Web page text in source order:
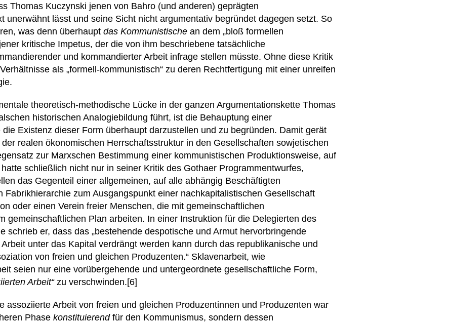
Thomas Kuczynski jenen von Bahro (und anderen) geprägten
unerwähnt lässt und seine Sicht nicht argumentativ begründet dagegen setzt. So
was denn überhaupt das Kommunistische an dem „bloß formellen
kritische Impetus, der die von ihm beschriebene tatsächliche
und kommandierter Arbeit infrage stellen müsste. Ohne diese Kritik
als „formell-kommunistisch“ zu deren Rechtfertigung mit einer unreifen
theoretisch-methodische Lücke in der ganzen Argumentationskette Thomas
historischen Analogiebildung führt, ist die Behauptung einer
Existenz dieser Form überhaupt darzustellen und zu begründen. Damit gerät
realen ökonomischen Herrschaftsstruktur in den Gesellschaften sowjetischen
zur Marxschen Bestimmung einer kommunistischen Produktionsweise, auf
schließlich nicht nur in seiner Kritik des Gothaer Programmentwurfes,
das Gegenteil einer allgemeinen, auf alle abhängig Beschäftigten
Fabrikhierarchie zum Ausgangspunkt einer nachkapitalistischen Gesellschaft
oder einen Verein freier Menschen, die mit gemeinschaftlichen
gemeinschaftlichen Plan arbeiten. In einer Instruktion für die Delegierten des
schrieb er, dass das „bestehende despotische und Armut hervorbringende
unter das Kapital verdrängt werden kann durch das republikanische und
von freien und gleichen Produzenten.“ Sklavenarbeit, wie
seien nur eine vorübergehende und untergeordnete gesellschaftliche Form,
Arbeit“zu verschwinden.[6]
assoziierte Arbeit von freien und gleichen Produzentinnen und Produzenten war
Phase konstituierendfür den Kommunismus, sondern dessen